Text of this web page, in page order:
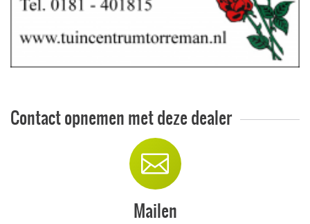
Contact opnemen met deze dealer
Mailen